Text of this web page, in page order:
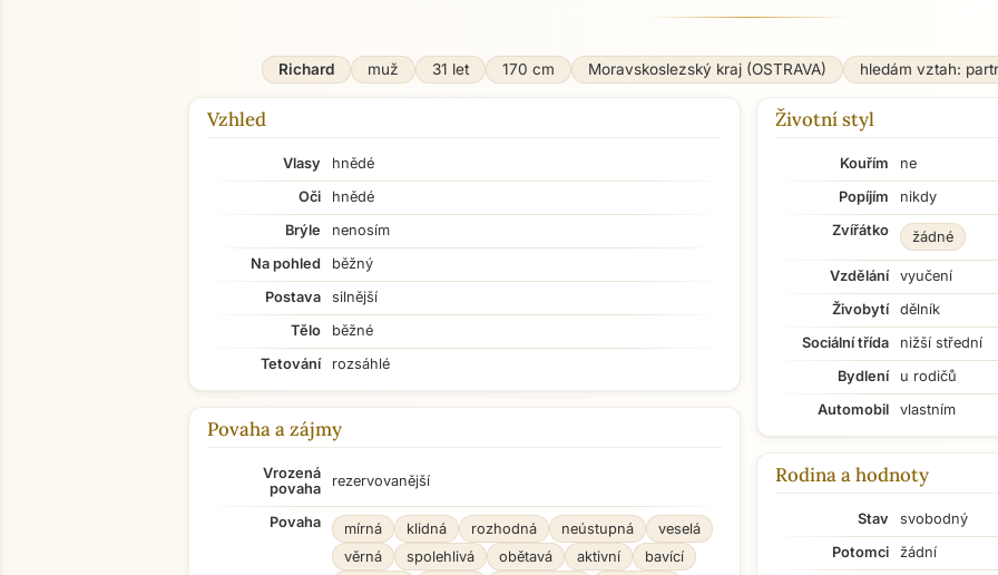
Richard muž 31 let 170 cm Moravskoslezský kraj (OSTRAVA) hledám vztah:
Vzhled
Vlasy
hnědé
Oči
hnědé
Brýle
nenosím
Na pohled
běžný
Postava
silnější
Tělo
běžné
Tetování
rozsáhlé
Povaha a zájmy
Vrozená
povaha
rezervovanější
Povaha mírná klidná rozhodná neústupná
veselá
věrná
spolehlivá obětavá aktivní
bavící
Životní styl
Kouřím
ne
Popíjím
nikdy
Zvířátko
žádné
Vzdělání
vyučení
Živobytí
dělník
Sociální třída
nižší střední
Bydlení
u rodičů
Automobil
vlastním
Rodina a hodnoty
Stav
svobodný
Potomci
žádní